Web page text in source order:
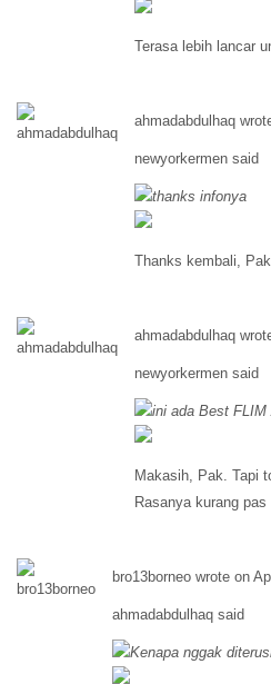
Terasa lebih lancar
ahmadabdulhaq
newyorkermen said
thanks infonya
Thanks kembali,
ahmadabdulhaq
newyorkermen said
ini ada Best FLIM
Makasih, Pak. Tapi
Rasanya kurang
bro13borneo wrote on
ahmadabdulhaq said
Kenapa nggak